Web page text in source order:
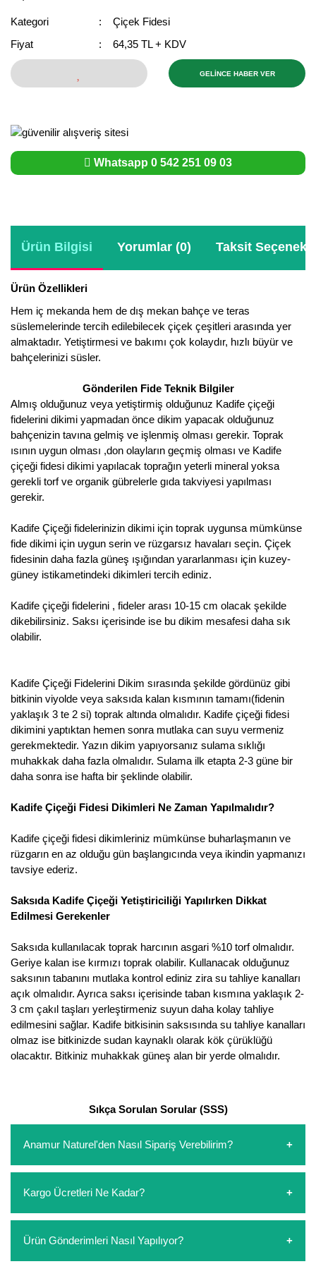
Kategori
Çiçek Fidesi
Fiyat
64,35 TL + KDV
GELİNCE HABER VER
Whatsapp 0 542 251 09 03
Ürün Bilgisi Yorumlar (0) Taksit
Ürün Özellikleri
Hem iç mekanda hem de dış mekan bahçe ve teras
süslemelerinde tercih edilebilecek çiçek çeşitleri arasında yer
almaktadır. Yetiştirmesi ve bakımı çok kolaydır, hızlı büyür ve
bahçelerinizi süsler.
Gönderilen Fide Teknik Bilgiler
Almış olduğunuz veya yetiştirmiş olduğunuz Kadife çiçeği
fidelerini dikimi yapmadan önce dikim yapacak olduğunuz
bahçenizin tavına gelmiş ve işlenmiş olması gerekir. Toprak
ısının uygun olması ,don olayların geçmiş olması ve Kadife
çiçeği fidesi dikimi yapılacak toprağın yeterli mineral yoksa
gerekli torf ve organik gübrelerle gıda takviyesi yapılması
gerekir.
Kadife Çiçeği fidelerinizin dikimi için toprak uygunsa mümkünse
fide dikimi için uygun serin ve rüzgarsız havaları seçin. Çiçek
fidesinin daha fazla güneş ışığından yararlanması için kuzey-
güney istikametindeki dikimleri tercih ediniz.
Kadife çiçeği fidelerini , fideler arası 10-15 cm olacak şekilde
dikebilirsiniz. Saksı içerisinde ise bu dikim mesafesi daha sık
olabilir.
Kadife Çiçeği Fidelerini Dikim sırasında şekilde gördünüz gibi
bitkinin viyolde veya saksıda kalan kısmının tamamı(fidenin
yaklaşık 3 te 2 si) toprak altında olmalıdır. Kadife çiçeği fidesi
dikimini yaptıktan hemen sonra mutlaka can suyu vermeniz
gerekmektedir. Yazın dikim yapıyorsanız sulama sıklığı
muhakkak daha fazla olmalıdır. Sulama ilk etapta 2-3 güne bir
daha sonra ise hafta bir şeklinde olabilir.
Kadife Çiçeği Fidesi Dikimleri Ne Zaman Yapılmalıdır?
Kadife çiçeği fidesi dikimleriniz mümkünse buharlaşmanın ve
rüzgarın en az olduğu gün başlangıcında veya ikindin yapmanızı
tavsiye ederiz.
Saksıda Kadife Çiçeği Yetiştiriciliği Yapılırken Dikkat
Edilmesi Gerekenler
Saksıda kullanılacak toprak harcının asgari %10 torf olmalıdır.
Geriye kalan ise kırmızı toprak olabilir. Kullanacak olduğunuz
saksının tabanını mutlaka kontrol ediniz zira su tahliye kanalları
açık olmalıdır. Ayrıca saksı içerisinde taban kısmına yaklaşık 2-
3 cm çakıl taşları yerleştirmeniz suyun daha kolay tahliye
edilmesini sağlar. Kadife bitkisinin saksısında su tahliye kanalları
olmaz ise bitkinizde sudan kaynaklı olarak kök çürüklüğü
olacaktır. Bitkiniz muhakkak güneş alan bir yerde olmalıdır.
Sıkça Sorulan Sorular (SSS)
Anamur Naturel'den Nasıl Sipariş Verebilirim?
oluşturarak,iletişim numaralarımızdan bizi arayarak veya
whatsapp hattımızdan bizlere isteklerinizi yazarak sipariş
ödemelerini sipariş verdikten sonra havale/eft veya sipariş
Kargo Ücretleri Ne Kadar?
etmeyin diye 1500 lira ve üzerindeki siparişlerinizde
kargoyu biz karşılıyoruz. 1500 Lira altında kalan
Ürün Gönderimleri Nasıl Yapılıyor?
Böğürtlen Fidanı
Elma Fidanı
Fidan Anaçları ve Aşı Kalemleri
Fındık Fidanı
Frenk Üzümü Fidanı
Girebolu Fidanı
Goji Berry Fidanı
İncir Fidanı
Kapari Gebre Otu Fidanı
Kayısı Fidanı
Keçiboynuzu Fidanı
Kestane Fidanı
Kiraz Fidanı
Kızılcık Fidanı
Kuşburnu Fidanı
Liçi Fidanı
Longan Fidanı
Malta Eriği Fidanı
Mango Fidanı
Melez Meyveler
Murt Fidanı
Muşmula Fidanı
Nadir Çeşit Meyveler
Nar Fidanı
Narenciye Fidanları
Nektarin Fidanı
Şeftali Fidanı
Trabzon Hurması Fidanı
Peyzaj Gülleri
Sarmaşık(Çardak) Gül Fidanları
Yılbaşı Gülü Çiçeği